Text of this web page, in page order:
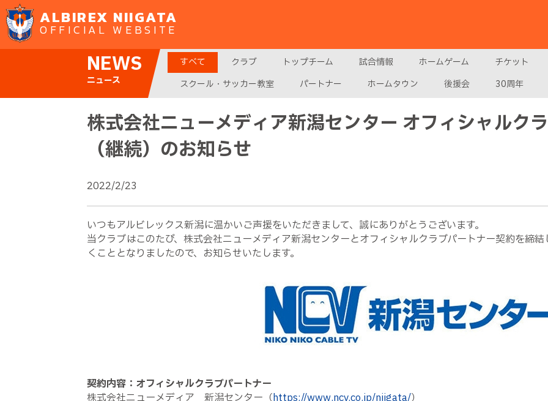
ALBIREX NIIGATA
OFFICIAL WEBSITE
NEWS
ニュース
すべて クラブ トップチーム 試合情報 ホームゲーム
チケット
スクール・サッカー教室
パートナー ホームタウン 後援会 30周年
株式会社ニューメディア新潟センター オフィシャルク
（継続）のお知らせ
2022/2/23
いつもアルビレックス新潟に温かいご声援をいただきまして、誠にありがとうございます。
当クラブはこのたび、株式会社ニューメディア新潟センターとオフィシャルクラブパートナー契約を締
くこととなりましたので、お知らせいたします。
契約内容：オフィシャルクラブパートナー
株式会社ニューメディア 新潟センター（https://www.ncv.co.jp/niigata/）